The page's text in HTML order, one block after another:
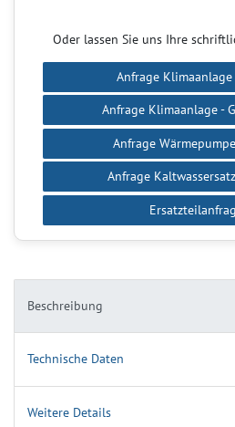
Beschreibung
Technische Daten
Weitere Details
Oder lassen Sie uns Ihre
Anfrage
Anfrage Klimaanlage -
Anfrage
Anfrage